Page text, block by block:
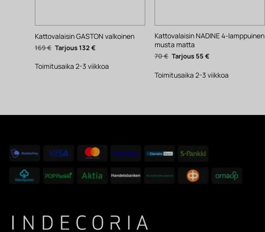
Kattovalaisin GASTON valkoinen
169€ Alkuperäinen
hinta
169 €.
132 €Nykyinen
hinta
132 €.
Toimitusaika 2-3 viikkoa
Kattovalaisin NADINE 4-lamppuinen
musta matta
70€ Alkuperäinen
hinta
70 €.
55€
55 €.
Toimitusaika 2-3 viikkoa